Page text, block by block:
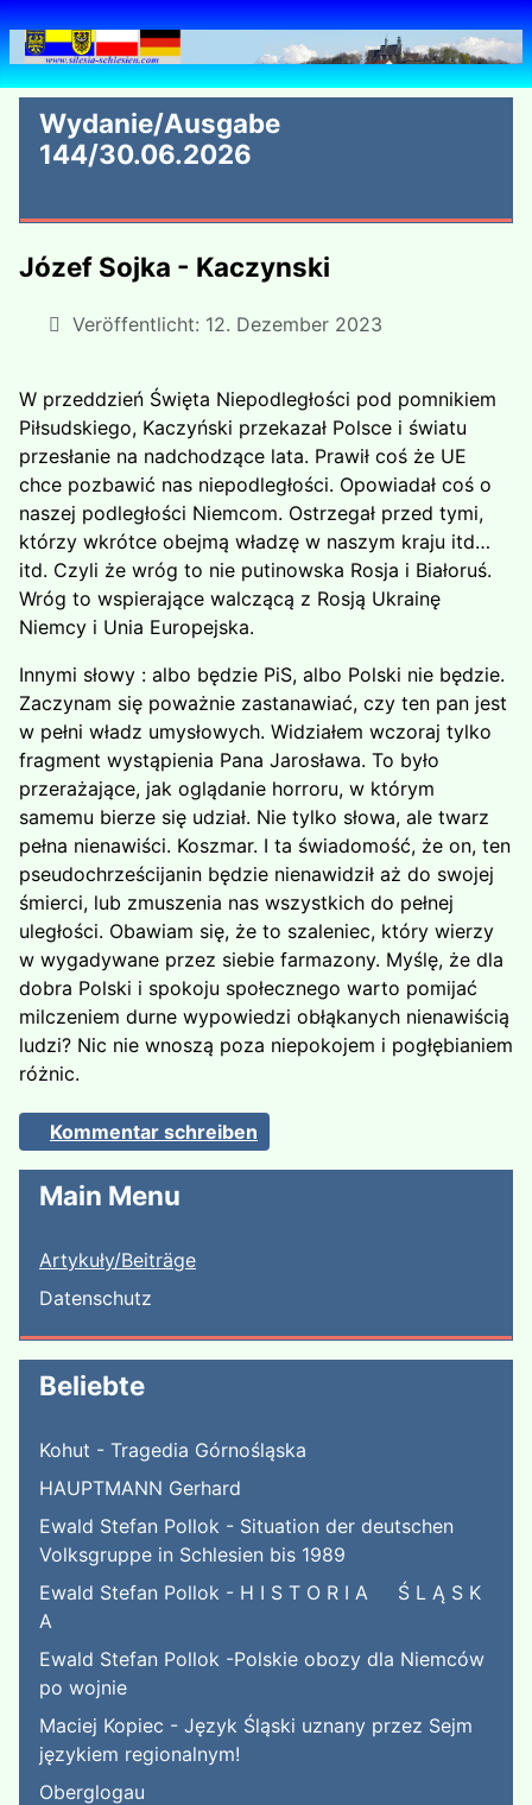
Wydanie/Ausgabe
144/30.06.2026
Main Menu
Artykuły/Beiträge
Datenschutz
Beliebte
Kohut - Tragedia Górnośląska
HAUPTMANN Gerhard
Ewald Stefan Pollok - Situation der deutschen
Volksgruppe in Schlesien bis 1989
Ewald Stefan Pollok - H I S T O R I A Ś L Ą S K
A
Ewald Stefan Pollok -Polskie obozy dla Niemców
po wojnie
Maciej Kopiec - Język Śląski uznany przez Sejm
językiem regionalnym!
Oberglogau
Józef Sojka - Kaczynski
Veröffentlicht: 12. Dezember 2023
W przeddzień Święta Niepodległości pod pomnikiem
Piłsudskiego, Kaczyński przekazał Polsce i światu
przesłanie na nadchodzące lata. Prawił coś że UE
chce pozbawić nas niepodległości. Opowiadał coś o
naszej podległości Niemcom. Ostrzegał przed tymi,
którzy wkrótce obejmą władzę w naszym kraju itd…
itd. Czyli że wróg to nie putinowska Rosja i Białoruś.
Wróg to wspierające walczącą z Rosją Ukrainę
Niemcy i Unia Europejska.
Innymi słowy : albo będzie PiS, albo Polski nie będzie.
Zaczynam się poważnie zastanawiać, czy ten pan jest
w pełni władz umysłowych. Widziałem wczoraj tylko
fragment wystąpienia Pana Jarosława. To było
przerażające, jak oglądanie horroru, w którym
samemu bierze się udział. Nie tylko słowa, ale twarz
pełna nienawiści. Koszmar. I ta świadomość, że on, ten
pseudochrześcijanin będzie nienawidził aż do swojej
śmierci, lub zmuszenia nas wszystkich do pełnej
uległości. Obawiam się, że to szaleniec, który wierzy
w wygadywane przez siebie farmazony. Myślę, że dla
dobra Polski i spokoju społecznego warto pomijać
milczeniem durne wypowiedzi obłąkanych nienawiścią
ludzi? Nic nie wnoszą poza niepokojem i pogłębianiem
różnic.
Kommentar schreiben